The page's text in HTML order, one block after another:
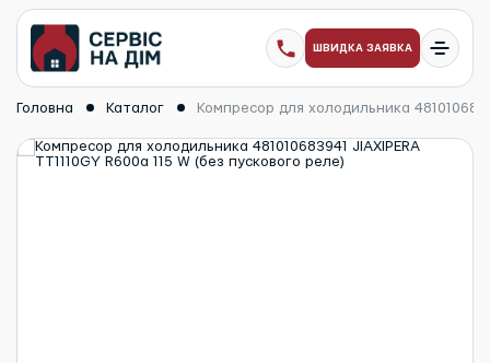
ШВИДКА ЗАЯВКА
Головна Каталог Компресор для холодильника